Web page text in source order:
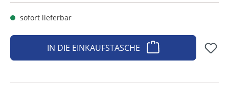
sofort lieferbar
IN DIE EINKAUFSTASCHE